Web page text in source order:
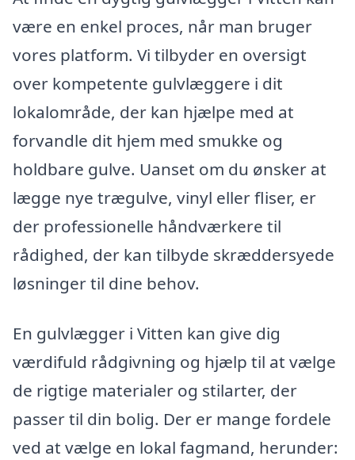
være en enkel proces, når man bruger
vores platform. Vi tilbyder en oversigt
over kompetente gulvlæggere i dit
lokalområde, der kan hjælpe med at
forvandle dit hjem med smukke og
holdbare gulve. Uanset om du ønsker at
lægge nye trægulve, vinyl eller fliser, er
der professionelle håndværkere til
rådighed, der kan tilbyde skræddersyede
løsninger til dine behov.
En gulvlægger i Vitten kan give dig
værdifuld rådgivning og hjælp til at vælge
de rigtige materialer og stilarter, der
passer til din bolig. Der er mange fordele
ved at vælge en lokal fagmand, herunder: